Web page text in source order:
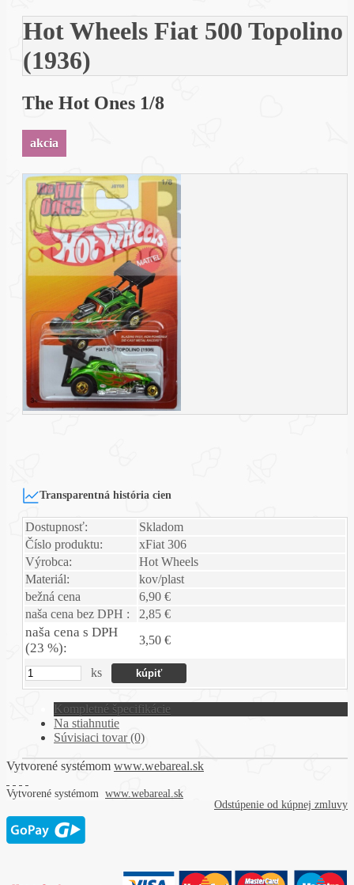
Hot Wheels Fiat 500 Topolino
(1936)
The Hot Ones 1/8
akcia
Transparentná história cien
Dostupnosť:
Skladom
Číslo produktu:
xFiat 306
Výrobca:
Hot Wheels
Materiál:
kov/plast
bežná cena
6,90 €
naša cena bez DPH :
2,85 €
naša cena s DPH
(23 %):
3,50 €
ks
Kompletné špecifikácie
Na stiahnutie
Súvisiaci tovar (0)
Vytvorené systémom www.webareal.sk
Vytvorené systémom www.webareal.sk
Odstúpenie od kúpnej zmluvy